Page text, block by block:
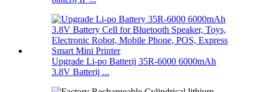
Upgrade Li-po Batterij 35R-6000 6000mAh
3.8V Batterij ...